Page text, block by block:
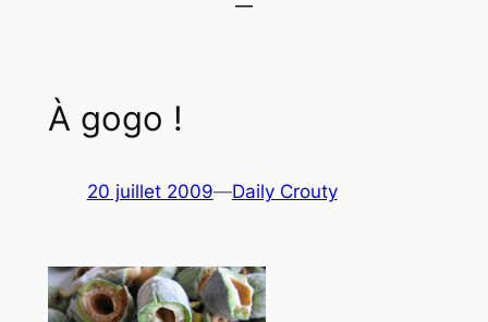
À gogo !
20 juillet 2009—Daily Crouty